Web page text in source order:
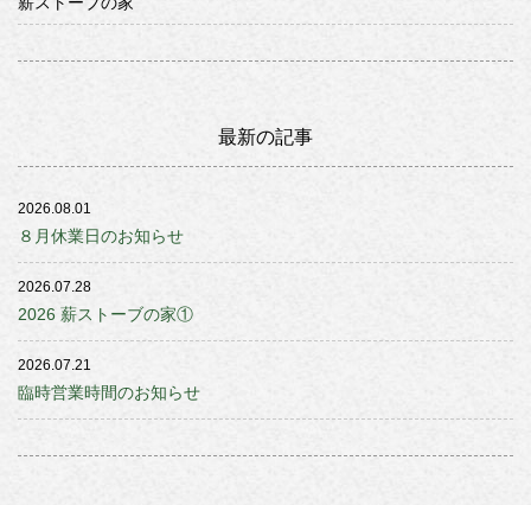
最新の記事
2026.08.01
８月休業日のお知らせ
2026.07.28
2026 薪ストーブの家①
2026.07.21
臨時営業時間のお知らせ